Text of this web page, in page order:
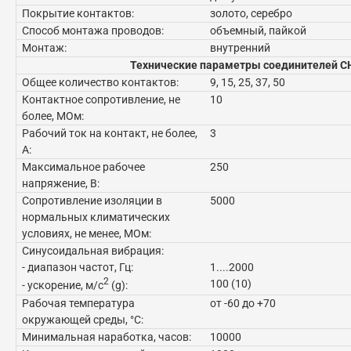
Покрытие контактов:
золото, серебро
Способ монтажа проводов:
объемный, пайкой
Монтаж:
внутренний
Технические параметры соединителей
Общее количество контактов:
9, 15, 25, 37, 50
Контактное сопротивление, не
более, МОм:
10
Рабочий ток на контакт, не более,
А:
3
Максимальное рабочее
напряжение, В:
250
Сопротивление изоляции в
нормальных климатических
условиях, не менее, МОм:
5000
Синусоидальная вибрация:
- диапазон частот, Гц:
- ускорение, м/с2 (g):
1....2000
100 (10)
Рабочая температура
окружающей среды, °C:
от -60 до +70
Минимальная наработка, часов:
10000